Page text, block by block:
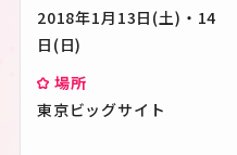
開催年月
キーワード
検索
2018年1月13日(土)・14
日(日)
場所
東京ビッグサイト